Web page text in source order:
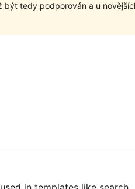
být tedy podporován a u